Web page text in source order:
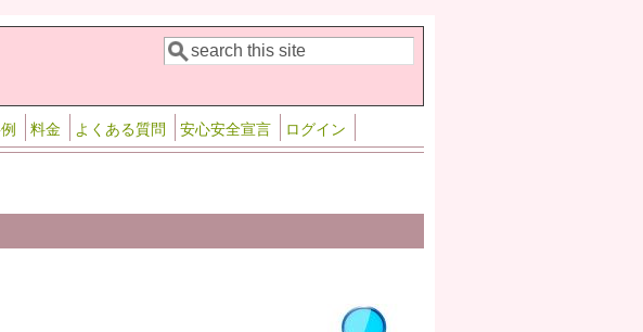
検索フォーム
検索
料金 よくある質問 安心安全宣言 ログイン